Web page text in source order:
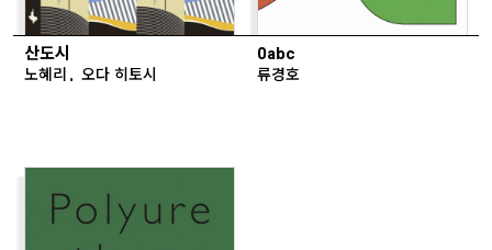
산도시
노혜리, 오다 히토시
0abc
류경호